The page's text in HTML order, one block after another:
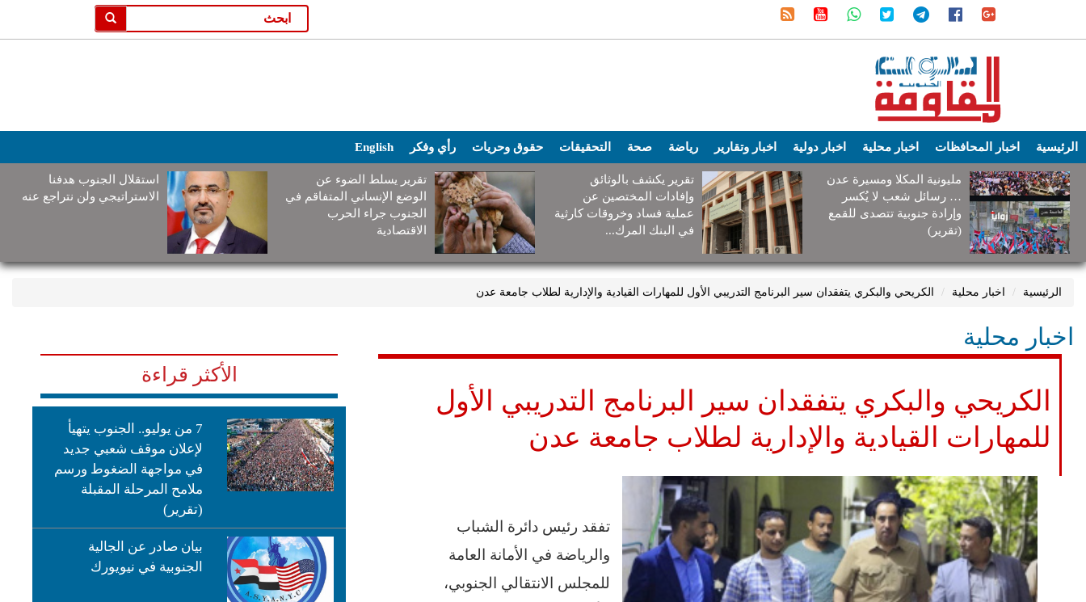
الرئيسية اخبار المحافظات اخبار محلية اخبار دولية اخبار وتقارير رياضة صحة التحقيقات حقوق وحريات رأي وفكر English
مليونية المكلا ومسيرة عدن
… رسائل شعب لا يُكسر
وإرادة جنوبية تتصدى للقمع
(تقرير)
تقرير يكشف بالوثائق
وإفادات المختصين عن
عملية فساد وخروقات كارثية
في البنك المرك...
تقرير يسلط الضوء عن
الوضع الإنساني المتفاقم في
الجنوب جراء الحرب
الاقتصادية
استقلال الجنوب هدفنا
الاستراتيجي ولن نتراجع عنه
الرئيسية اخبار محلية الكريحي والبكري يتفقدان سير البرنامج التدريبي الأول للمهارات القيادية والإدارية لطلاب جامعة عدن
اخبار محلية
الكريحي والبكري يتفقدان سير البرنامج التدريبي الأول
للمهارات القيادية والإدارية لطلاب جامعة عدن
تفقد رئيس دائرة الشباب
والرياضة في الأمانة العامة
للمجلس الانتقالي الجنوبي،
الأكثر قراءة
7 من يوليو.. الجنوب يتهيأ
لإعلان موقف شعبي جديد
في مواجهة الضغوط ورسم
ملامح المرحلة المقبلة
(تقرير)
بيان صادر عن الجالية
الجنوبية في نيويورك